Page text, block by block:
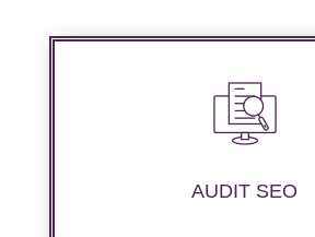
AUDIT SEO
Audit complet de votre site
mots clés pertinents, les